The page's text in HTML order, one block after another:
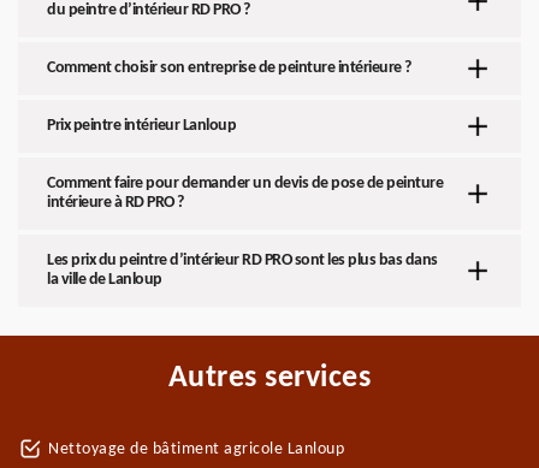
du peintre d’intérieur RD PRO ?
Comment choisir son entreprise de peinture intérieure ?
Prix peintre intérieur Lanloup
Comment faire pour demander un devis de pose de peinture
intérieure à RD PRO ?
Les prix du peintre d’intérieur RD PRO sont les plus bas dans
la ville de Lanloup
Autres services
Nettoyage de bâtiment agricole Lanloup